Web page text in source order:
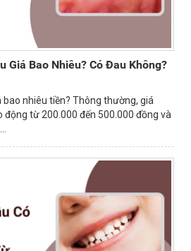
Giá Bao Nhiêu? Có Đau Không?
nhiêu tiền? Thông thường, giá
từ 200.000 đến 500.000 đồng và